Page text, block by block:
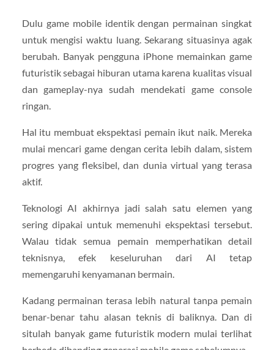
Dulu game mobile identik dengan permainan singkat
untuk mengisi waktu luang. Sekarang situasinya agak
berubah. Banyak pengguna iPhone memainkan game
futuristik sebagai hiburan utama karena kualitas visual
dan gameplay-nya sudah mendekati game console
ringan.
Hal itu membuat ekspektasi pemain ikut naik. Mereka
mulai mencari game dengan cerita lebih dalam, sistem
progres yang fleksibel, dan dunia virtual yang terasa
aktif.
Teknologi AI akhirnya jadi salah satu elemen yang
sering dipakai untuk memenuhi ekspektasi tersebut.
Walau tidak semua pemain memperhatikan detail
teknisnya, efek keseluruhan dari AI tetap
memengaruhi kenyamanan bermain.
Kadang permainan terasa lebih natural tanpa pemain
benar-benar tahu alasan teknis di baliknya. Dan di
situlah banyak game futuristik modern mulai terlihat